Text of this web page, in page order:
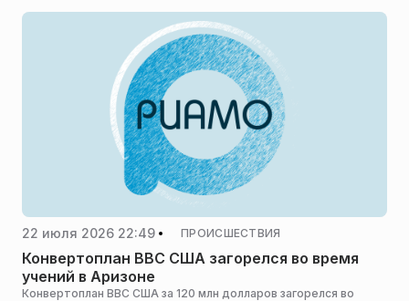
22 июля 2026 22:49 ПРОИСШЕСТВИЯ
Конвертоплан ВВС США загорелся во время
учений в Аризоне
Конвертоплан ВВС США за 120 млн долларов загорелся во